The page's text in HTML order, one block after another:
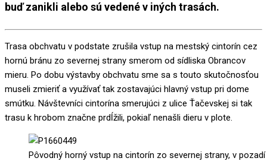
buď zanikli alebo sú vedené v iných trasách.
Trasa obchvatu v podstate zrušila vstup na mestský cintorín cez
hornú bránu zo severnej strany smerom od sídliska Obrancov
mieru. Po dobu výstavby obchvatu sme sa s touto skutočnosťou
museli zmieriť a využívať tak zostavajúci hlavný vstup pri dome
smútku. Návštevníci cintorína smerujúci z ulice Ťačevskej si tak
trasu k hrobom značne prdĺžili, pokiaľ nenašli dieru v plote.
Pôvodný horný vstup na cintorín zo severnej strany, v